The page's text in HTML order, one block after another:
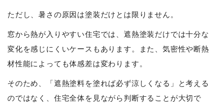
ただし、暑さの原因は塗装だけとは限りません。
窓から熱が入りやすい住宅では、遮熱塗装だけでは十分な
変化を感じにくいケースもあります。また、気密性や断熱
材性能によっても体感差は変わります。
そのため、「遮熱塗料を塗れば必ず涼しくなる」と考える
のではなく、住宅全体を見ながら判断することが大切で